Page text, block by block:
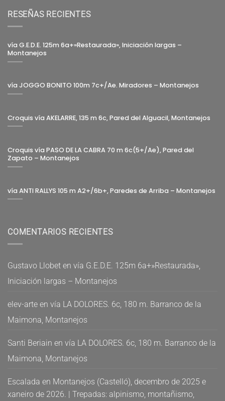
RESEÑAS RECIENTES
vía G.E.D.E. 125m 6a+»Restaurada», Iniciación largas –
Montanejos
vía JOGGO BONITO 100m 7c+/Ae. Miradores – Montanejos
Croquis vía AKELARRE, 135 m 6c, Pared del Alguacil, Montanejos
Croquis vía PASO DE LA CABRA 70 m 6c(5+/Ae), Pared del
Zapato – Montanejos
vía ANTI RALLYS 105 m A2+/6b+, Paredes de Arriba – Montanejos
COMENTARIOS RECIENTES
Gustavo Llobet en vía G.E.D.E. 125m 6a+»Restaurada»,
Iniciación largas – Montanejos
elev-arte en vía LA DOLORES. 6c, 180 m. Barranco de la
Maimona, Montanejos
Santi Beriain en vía LA DOLORES. 6c, 180 m. Barranco de la
Maimona, Montanejos
Escalada en Montanejos (Castelló), decembro de 2025 e
xaneiro de 2026. | Trepadas: alpinismo, montañismo,